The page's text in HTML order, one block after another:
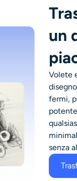
un
Volete
fermi,
senza